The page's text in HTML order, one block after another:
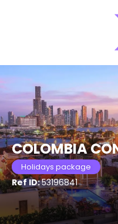
COLOMBIA
Holidays package
Ref ID:53196841